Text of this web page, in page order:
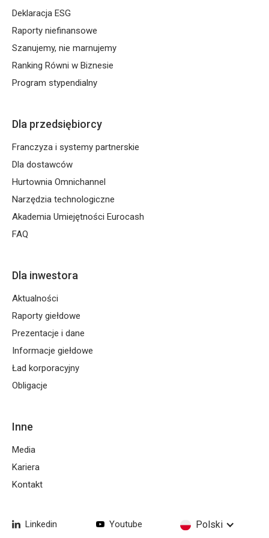
Linkedin Youtube Polski
Deklaracja ESG
Raporty niefinansowe
Szanujemy, nie marnujemy
Ranking Równi w Biznesie
Program stypendialny
Dla przedsiębiorcy
Franczyza i systemy partnerskie
Dla dostawców
Hurtownia Omnichannel
Narzędzia technologiczne
Akademia Umiejętności Eurocash
FAQ
Dla inwestora
Aktualności
Raporty giełdowe
Prezentacje i dane
Informacje giełdowe
Ład korporacyjny
Obligacje
Inne
Media
Kariera
Kontakt